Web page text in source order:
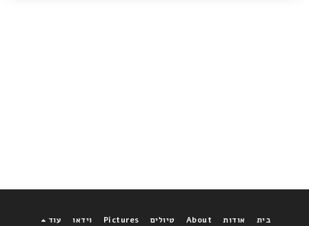
בית אודות About טיולים Pictures וידאו עוד